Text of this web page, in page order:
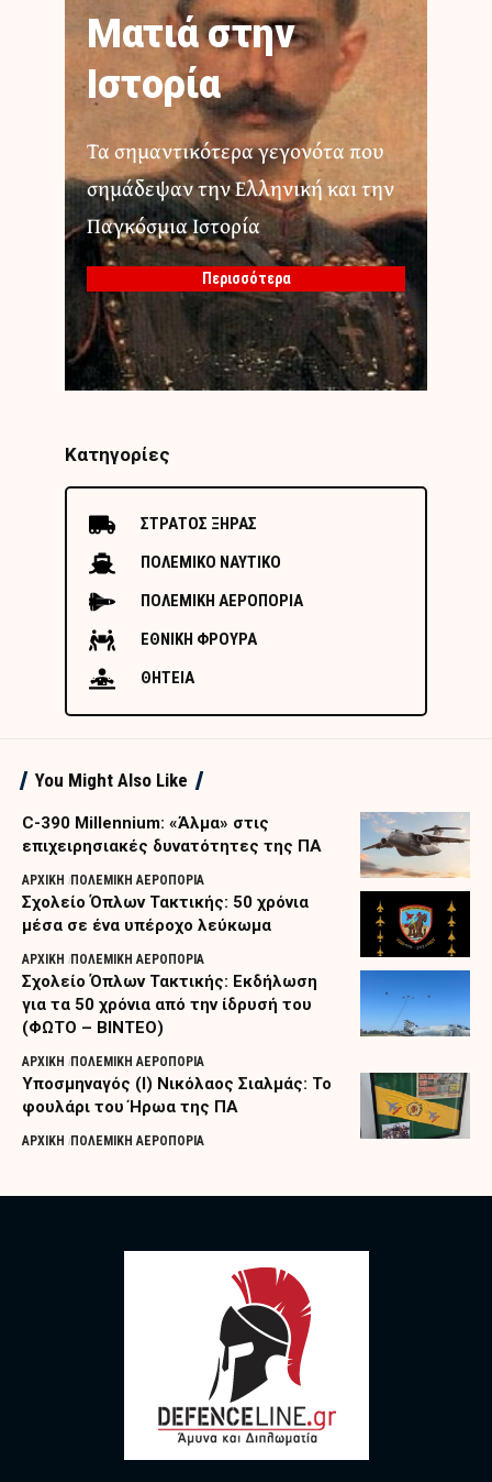
Ματιά στην
Ιστορία
Τα σημαντικότερα γεγονότα που
σημάδεψαν την Ελληνική και την
Παγκόσμια Ιστορία
Περισσότερα
Κατηγορίες
ΣΤΡΑΤΟΣ ΞΗΡΑΣ
ΠΟΛΕΜΙΚΟ ΝΑΥΤΙΚΟ
ΠΟΛΕΜΙΚΗ ΑΕΡΟΠΟΡΙΑ
ΕΘΝΙΚΗ ΦΡΟΥΡΑ
ΘΗΤΕΙΑ
You Might Also Like
C-390 Millennium: «Άλμα» στις
επιχειρησιακές δυνατότητες της ΠΑ
ΑΡΧΙΚΗ ΠΟΛΕΜΙΚΗ ΑΕΡΟΠΟΡΙΑ
Σχολείο Όπλων Τακτικής: 50 χρόνια
μέσα σε ένα υπέροχο λεύκωμα
ΑΡΧΙΚΗ ΠΟΛΕΜΙΚΗ ΑΕΡΟΠΟΡΙΑ
Σχολείο Όπλων Τακτικής: Εκδήλωση
για τα 50 χρόνια από την ίδρυσή του
(ΦΩΤΟ – ΒΙΝΤΕΟ)
ΑΡΧΙΚΗ ΠΟΛΕΜΙΚΗ ΑΕΡΟΠΟΡΙΑ
Υποσμηναγός (Ι) Νικόλαος Σιαλμάς: Το
φουλάρι του Ήρωα της ΠΑ
ΑΡΧΙΚΗ ΠΟΛΕΜΙΚΗ ΑΕΡΟΠΟΡΙΑ